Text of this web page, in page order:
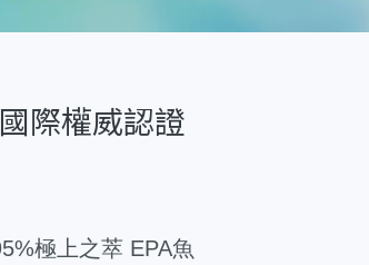
際權威認證
極上之萃 EPA魚